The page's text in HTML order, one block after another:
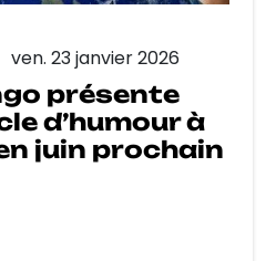
ven. 23 janvier 2026
présente
d’humour à
juin prochain